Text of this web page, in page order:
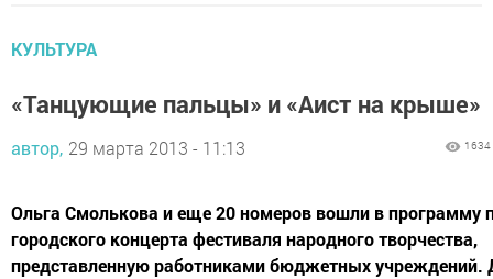
КУЛЬТУРА
«Танцующие пальцы» и «Аист на крыше»
автор, 29 марта 2013 - 11:13 1634
Ольга Смолькова и еще 20 номеров вошли в программу
городского концерта фестиваля народного творчества,
представленную работниками бюджетных учреждений.